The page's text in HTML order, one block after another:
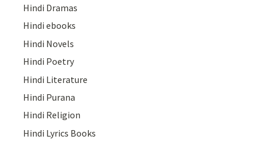
Hindi Dramas
Hindi ebooks
Hindi Novels
Hindi Poetry
Hindi Literature
Hindi Purana
Hindi Religion
Hindi Lyrics Books